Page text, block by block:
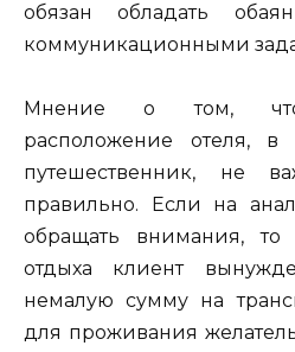
обязан обладать
коммуникационными
Мнение о том, что
расположение отеля, в
путешественник, не
правильно. Если на
обращать внимания, то
отдыха клиент
немалую сумму на
для проживания